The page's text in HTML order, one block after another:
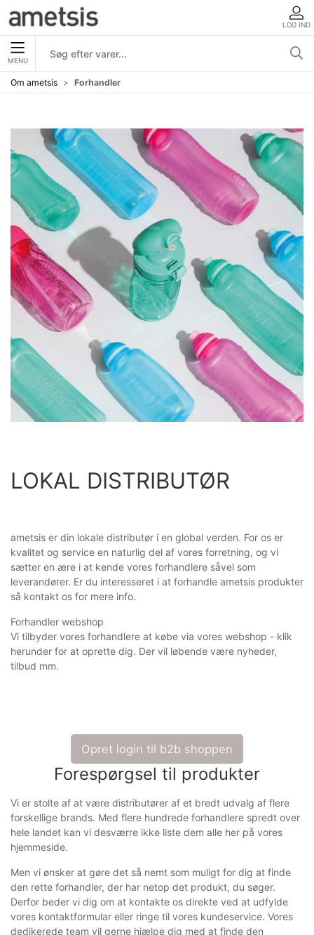
LOG IND
MENU
Om ametsis Forhandler
LOKAL DISTRIBUTØR
ametsis er din lokale distributør i en global verden. For os er
kvalitet og service en naturlig del af vores forretning, og vi
sætter en ære i at kende vores forhandlere såvel som
leverandører. Er du interesseret i at forhandle ametsis produkter
så kontakt os for mere info.
Forhandler webshop
Vi tilbyder vores forhandlere at købe via vores webshop - klik
herunder for at oprette dig. Der vil løbende være nyheder,
tilbud mm.
Opret login til b2b shoppen
Forespørgsel til produkter
Vi er stolte af at være distributører af et bredt udvalg af flere
forskellige brands. Med flere hundrede forhandlere spredt over
hele landet kan vi desværre ikke liste dem alle her på vores
hjemmeside.
Men vi ønsker at gøre det så nemt som muligt for dig at finde
den rette forhandler, der har netop det produkt, du søger.
Derfor beder vi dig om at kontakte os direkte ved at udfylde
vores kontaktformular eller ringe til vores kundeservice. Vores
dedikerede team vil gerne hjælpe dig med at finde den